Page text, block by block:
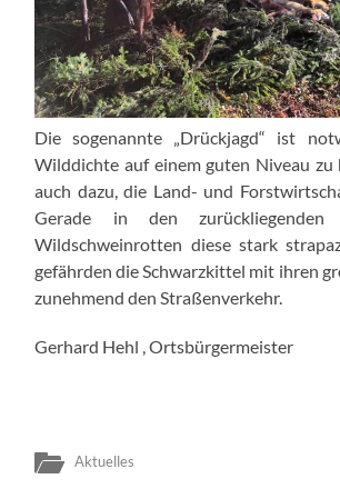
Die sogenannte „Drückjagd“ ist
Wilddichte auf einem guten Niveau zu
auch dazu, die Land- und
Gerade in den zurückliegenden
Wildschweinrotten diese stark
gefährden die Schwarzkittel mit ihren
zunehmend den Straßenverkehr.
Gerhard Hehl , Ortsbürgermeister
Aktuelles